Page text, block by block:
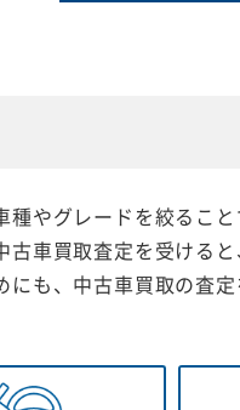
やグレードを絞るこ
車買取査定を受ける
も、中古車買取の査